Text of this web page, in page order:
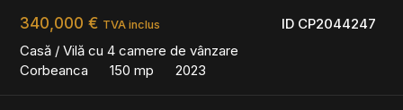
ID CP2044247
340,000 € TVA inclus
Casă / Vilă cu 4 camere de vânzare
Corbeanca
150 mp 2023